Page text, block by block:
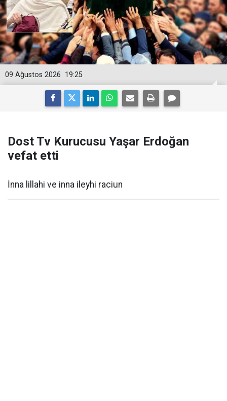
19:25
09 Ağustos 2026
Dost Tv Kurucusu Yaşar Erdoğan
vefat etti
İnna lillahi ve inna ileyhi raciun